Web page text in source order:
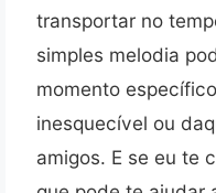
transportar no
simples melodia
momento
inesquecível ou
amigos. E se eu te